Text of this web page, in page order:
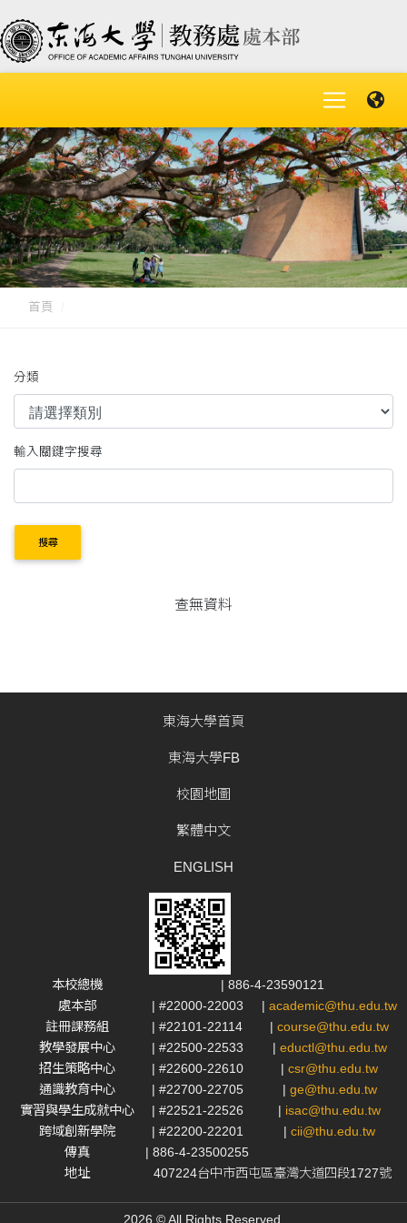
首頁
分類
輸入關鍵字搜尋
搜尋
查無資料
東海大學首頁
東海大學FB
校園地圖
繁體中文
ENGLISH
本校總機
| 886-4-23590121
處本部
| #22000-22003 | academic@thu.edu.tw
註冊課務組
| #22101-22114 | course@thu.edu.tw
教學發展中心
| #22500-22533 | eductl@thu.edu.tw
招生策略中心
| #22600-22610 | csr@thu.edu.tw
通識教育中心
| #22700-22705 | ge@thu.edu.tw
實習與學生成就中心
| #22521-22526 | isac@thu.edu.tw
跨域創新學院
| #22200-22201 | cii@thu.edu.tw
傳真
| 886-4-23500255
地址
407224台中市西屯區臺灣大道四段1727號
2026 © All Rights Reserved.